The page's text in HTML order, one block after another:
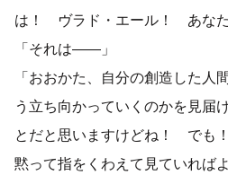
は！ ヴラド・エール！ あなた
「それは――」
「おおかた、自分の創造した人
う立ち向かっていくのかを見届
とだと思いますけどね！ で
黙って指をくわえて見ていれ